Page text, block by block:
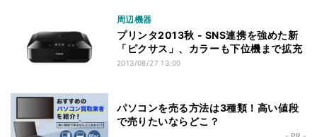
周辺機器
プリンタ2013秋 - SNS連携を強めた新
「ピクサス」、カラーも下位機まで拡充
2013/08/27 13:00
パソコンを売る方法は3種類！高い値段
で売りたいならどこ？